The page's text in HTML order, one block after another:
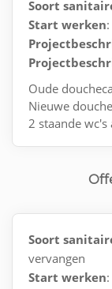
Soort
Start werken
Oude
Nieuwe
2 staande
Soort
vervangen
Start werken